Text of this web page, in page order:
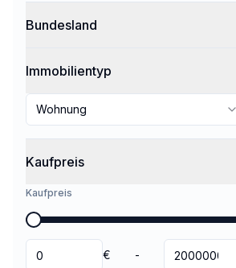
Bundesland
Immobilientyp
Wohnung
Kaufpreis
Kaufpreis
€ -